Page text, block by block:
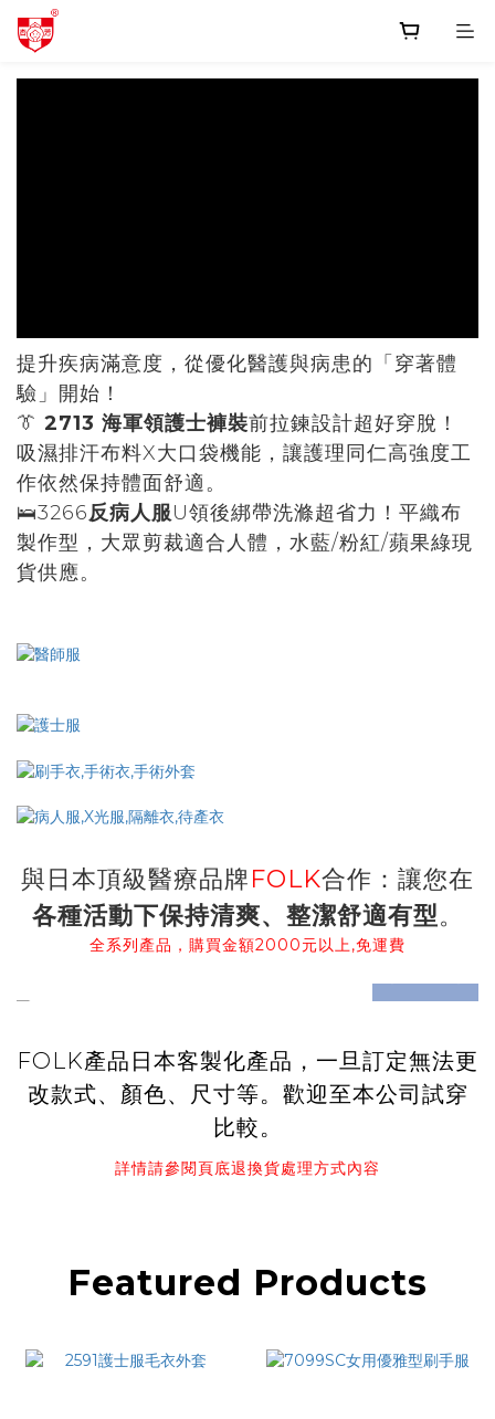
提升疾病滿意度，從優化醫護與病患的「穿著體
驗」開始！
👔 2713 海軍領護士褲裝前拉鍊設計超好穿脫！
吸濕排汗布料X大口袋機能，讓護理同仁高強度工
作依然保持體面舒適。
🛌3266反病人服U領後綁帶洗滌超省力！平織布
製作型，大眾剪裁適合人體，水藍/粉紅/蘋果綠現
貨供應。
與日本頂級醫療品牌FOLK合作：讓您在
各種活動下保持清爽、整潔舒適有型。
全系列產品，購買金額2000元以上,免運費
prev next
FOLK產品日本客製化產品，一旦訂定無法更
改款式、顏色、尺寸等。歡迎至本公司試穿
比較。
詳情請參閱頁底退換貨處理方式內容
Featured Products